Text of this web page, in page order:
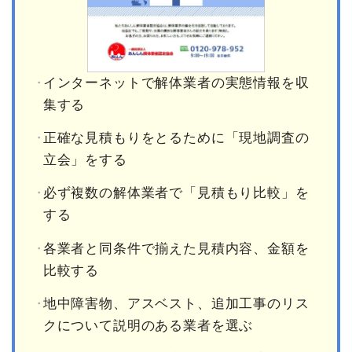
インターネットで解体業者の実態情報を収
集する
正確な見積もりをとるために「現地調査の
立会」をする
必ず複数の解体業者で「見積もり比較」を
する
各業者と同条件で揃えた見積内容、金額を
比較する
地中障害物、アスベスト、追加工事のリス
クについて説明のある業者を選ぶ